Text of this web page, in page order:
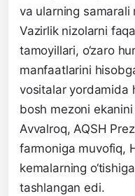
va ularning
Vazirlik nizolarni
tamoyillari, o‘zaro
manfaatlarini
vositalar yordamida
bosh mezoni
Avvalroq, AQSH
farmoniga muvofiq,
kemalarning
tashlangan edi.